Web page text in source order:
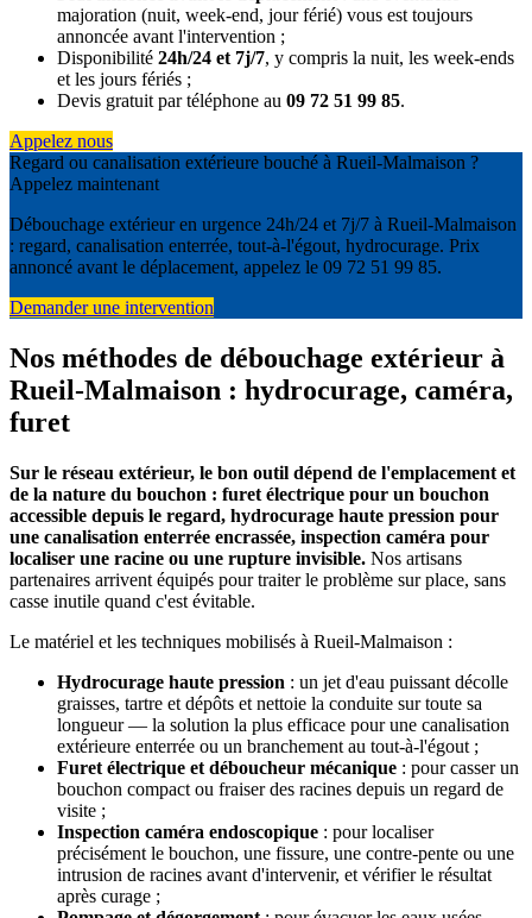
majoration (nuit, week-end, jour férié) vous est toujours
annoncée avant l'intervention ;
Disponibilité 24h/24 et 7j/7, y compris la nuit, les week-ends
et les jours fériés ;
Devis gratuit par téléphone au 09 72 51 99 85.
Appelez nous
Regard ou canalisation extérieure bouché à Rueil-Malmaison ?
Appelez maintenant
Débouchage extérieur en urgence 24h/24 et 7j/7 à Rueil-Malmaison
: regard, canalisation enterrée, tout-à-l'égout, hydrocurage. Prix
annoncé avant le déplacement, appelez le 09 72 51 99 85.
Demander une intervention
Nos méthodes de débouchage extérieur à
Rueil-Malmaison : hydrocurage, caméra,
furet
Sur le réseau extérieur, le bon outil dépend de l'emplacement et
de la nature du bouchon : furet électrique pour un bouchon
accessible depuis le regard, hydrocurage haute pression pour
une canalisation enterrée encrassée, inspection caméra pour
localiser une racine ou une rupture invisible. Nos artisans
partenaires arrivent équipés pour traiter le problème sur place, sans
casse inutile quand c'est évitable.
Le matériel et les techniques mobilisés à Rueil-Malmaison :
Hydrocurage haute pression : un jet d'eau puissant décolle
graisses, tartre et dépôts et nettoie la conduite sur toute sa
longueur — la solution la plus efficace pour une canalisation
extérieure enterrée ou un branchement au tout-à-l'égout ;
Furet électrique et déboucheur mécanique : pour casser un
bouchon compact ou fraiser des racines depuis un regard de
visite ;
Inspection caméra endoscopique : pour localiser
précisément le bouchon, une fissure, une contre-pente ou une
intrusion de racines avant d'intervenir, et vérifier le résultat
après curage ;